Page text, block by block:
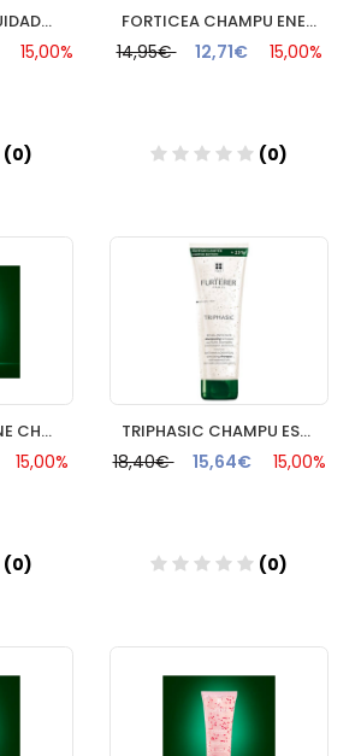
SUBLIME CURL CUIDADO NUTRIACTIVADOR SIN ACLARADO RENE FURTER
15,00%
(0)
FORTICEA CHAMPU ENERGIZANTE RENE FURTERER 200 ML
14,95€ 12,71€ 15,00%
(0)
Añadir
ABSOLUE KERATINE CHAMPU CUIDADO REPARADOR RENE FURTERER 200
15,00%
(0)
TRIPHASIC CHAMPU ESTIMULANTE RENE FURTERER 250 ML
18,40€ 15,64€ 15,00%
(0)